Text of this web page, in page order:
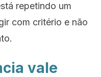
repetindo um
com critério e não
vale